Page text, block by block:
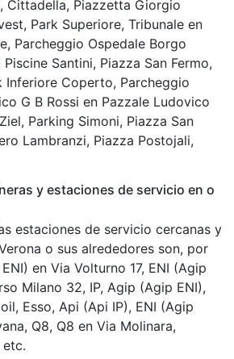
Cittadella, Piazzetta Giorgio
Park Superiore, Tribunale en
Parcheggio Ospedale Borgo
Santini, Piazza San Fermo,
Inferiore Coperto, Parcheggio
G B Rossi en Pazzale Ludovico
Parking Simoni, Piazza San
Lambranzi, Piazza Postojali,
y estaciones de servicio en o
estaciones de servicio cercanas y
o sus alrededores son, por
en Via Volturno 17, ENI (Agip
Milano 32, IP, Agip (Agip ENI),
Esso, Api (Api IP), ENI (Agip
Q8, Q8 en Via Molinara,
etc.